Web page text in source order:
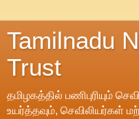
Tamilnadu
Trust
தமிழகத்தில் பணிபுரியும்
உயர்த்தவும், செவிலியர்கள்